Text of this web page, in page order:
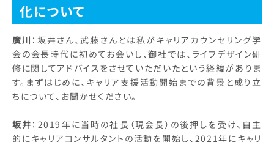
化について
廣川 ：坂井さん、武藤さんとは私がキャリアカウンセリング学
会の会長時代に初めてお会いし、御社では、ライフデザイン研
修に関してアドバイスをさせていただいたという経緯がありま
す。まずはじめに、キャリア支援活動開始までの背景と成り立
ちについて、お聞かせください。
坂井 ：2019年に当時の社長（現会長）の後押しを受け、自主
的にキャリアコンサルタントの活動を開始し、2021年にキャリ